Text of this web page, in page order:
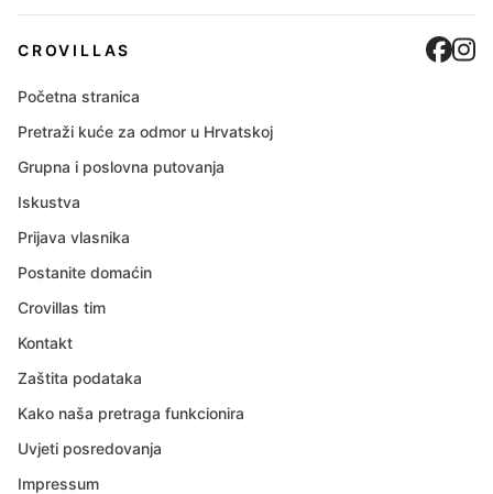
CROVILLAS
Početna stranica
Pretraži kuće za odmor u Hrvatskoj
Grupna i poslovna putovanja
Iskustva
Prijava vlasnika
Postanite domaćin
Crovillas tim
Kontakt
Zaštita podataka
Kako naša pretraga funkcionira
Uvjeti posredovanja
Impressum